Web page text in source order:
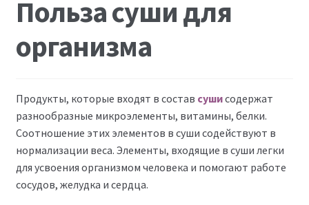
Польза суши для
организма
Продукты, которые входят в состав сушисодержат
разнообразные микроэлементы, витамины, белки.
Соотношение этих элементов в суши содействуют в
нормализации веса. Элементы, входящие в суши легки
для усвоения организмом человека и помогают работе
сосудов, желудка и сердца.